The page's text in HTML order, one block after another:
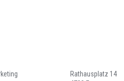
Rathausplatz 14